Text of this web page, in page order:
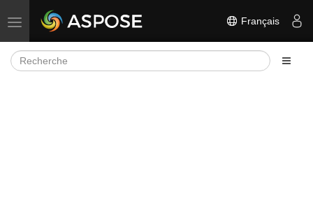
Basculer la navigation Français